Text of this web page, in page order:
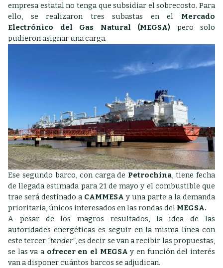
empresa estatal no tenga que subsidiar el sobrecosto. Para
ello, se realizaron tres subastas en el Mercado
Electrónico del Gas Natural (MEGSA) pero solo
pudieron asignar una carga.
Ese segundo barco, con carga de Petrochina, tiene fecha
de llegada estimada para 21 de mayo y el combustible que
trae será destinado a CAMMESA y una parte a la demanda
prioritaria, únicos interesados en las rondas del MEGSA.
A pesar de los magros resultados, la idea de las
autoridades energéticas es seguir en la misma línea con
este tercer “tender”, es decir se van a recibir las propuestas,
se las va a ofrecer en el MEGSA y en función del interés
van a disponer cuántos barcos se adjudican.